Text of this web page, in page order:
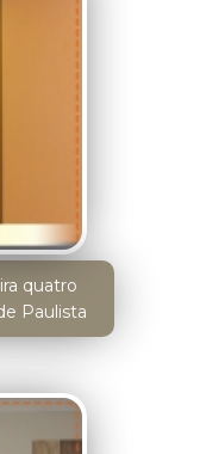
quatro
Paulista